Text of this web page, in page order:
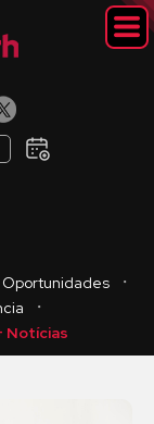
Oportunidades
・
・
Notícias